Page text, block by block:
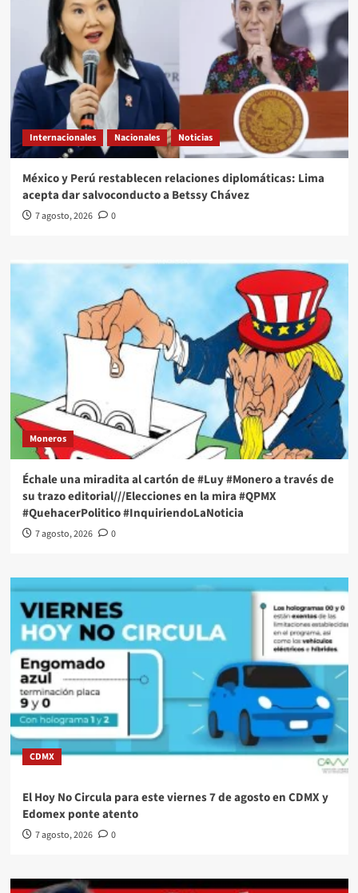
Internacionales Nacionales Noticias
México y Perú restablecen relaciones diplomáticas: Lima
acepta dar salvoconducto a Betssy Chávez
7 agosto, 2026 0
Moneros
Échale una miradita al cartón de #Luy #Monero a través de
su trazo editorial///Elecciones en la mira #QPMX
#QuehacerPolitico #InquiriendoLaNoticia
7 agosto, 2026 0
CDMX
El Hoy No Circula para este viernes 7 de agosto en CDMX y
Edomex ponte atento
7 agosto, 2026 0